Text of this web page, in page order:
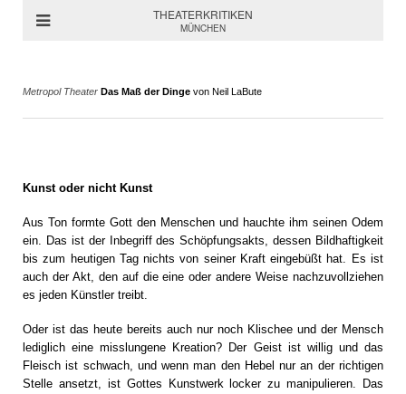
THEATERKRITIKEN
MÜNCHEN
Metropol Theater Das Maß der Dinge von Neil LaBute
Kunst oder nicht Kunst
Aus Ton formte Gott den Menschen und hauchte ihm seinen Odem
ein. Das ist der Inbegriff des Schöpfungsakts, dessen Bildhaftigkeit
bis zum heutigen Tag nichts von seiner Kraft eingebüßt hat. Es ist
auch der Akt, den auf die eine oder andere Weise nachzuvollziehen
es jeden Künstler treibt.
Oder ist das heute bereits auch nur noch Klischee und der Mensch
lediglich eine misslungene Kreation? Der Geist ist willig und das
Fleisch ist schwach, und wenn man den Hebel nur an der richtigen
Stelle ansetzt, ist Gottes Kunstwerk locker zu manipulieren. Das